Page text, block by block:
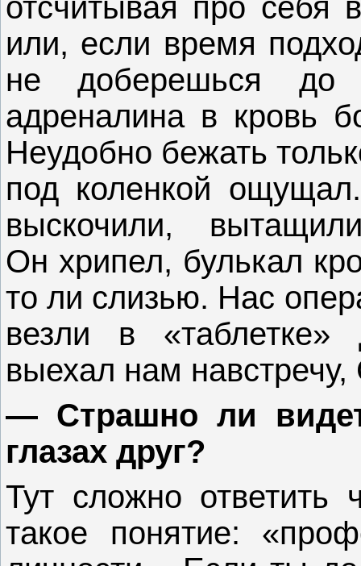
отсчитывая про
или, если время
не доберешься до
адреналина в кровь
Неудобно бежать
под коленкой
выскочили,
Он хрипел, булькал
то ли слизью. Нас
везли в «таблетке»
выехал нам
— Страшно ли
глазах друг?
Тут сложно ответить
такое понятие: